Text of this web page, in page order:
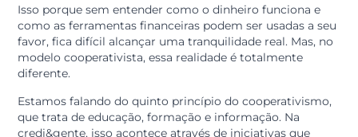
Quando o assunto é finanças, é comum ouvir sobre
prazos e rendimentos. Mas existe um fator que
o sucesso de qualquer plano financeiro e que muitas
vezes fica em segundo plano: o conhecimento.
Isso porque sem entender como o dinheiro funciona e
como as ferramentas financeiras podem ser usadas a
favor, fica difícil alcançar uma tranquilidade real. Mas,